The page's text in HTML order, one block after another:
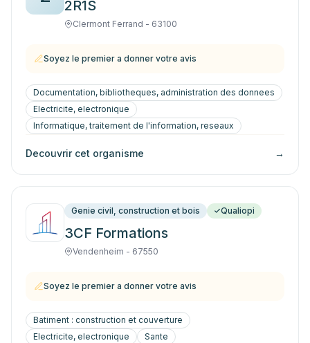
2R1S
Clermont Ferrand - 63100
Soyez le premier a donner votre avis
Documentation, bibliotheques, administration des donnees
Electricite, electronique
Informatique, traitement de l'information, reseaux
Decouvrir cet organisme →
Genie civil, construction et bois Qualiopi
3CF Formations
Vendenheim - 67550
Soyez le premier a donner votre avis
Batiment : construction et couverture
Electricite, electronique
Sante